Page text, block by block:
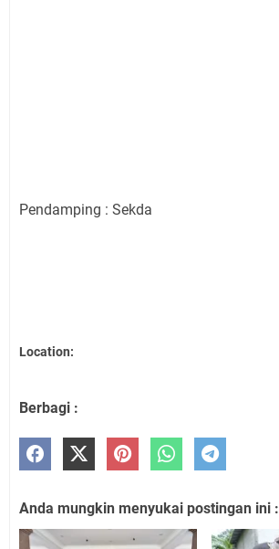
Pendamping : Sekda
Location:
Berbagi :
Anda mungkin menyukai postingan ini :